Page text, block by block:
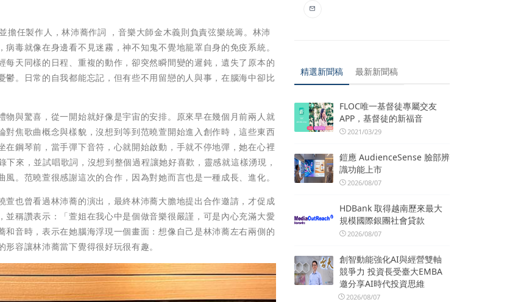
任製作人，林沛蕎作詞 ，音樂大師金木義則負責弦樂統籌。林沛
毒就像在身邊看不見迷霧，神不知鬼不覺地籠罩自身的免疫系統。
天同樣的日程、重複的動作，卻突然瞬間變的遲鈍，遺失了原本的
。日常的自我都能忘記，但有些不用留戀的人與事，在腦海中卻比
與驚喜，從一開始就好像是宇宙的安排。原來早在幾個月前兩人就
焦歌曲概念與樣貌，沒想到等到范曉萱開始進入創作時，這些東西
鋼琴前，當手彈下音符，心就開始啟動，手就不停地彈，她在心裡
來，並試唱歌詞，沒想到整個過程讓她好喜歡，靈感就這樣湧現，
。范曉萱很感謝這次的合作，因為對她而言也是一種成長、進化。
也曾看過林沛蕎的演出，最終林沛蕎大膽地提出合作邀請，才促成
稱讚表示：「萱姐在我心中是個做音樂很嚴謹，可是內心充滿大愛
音時，表示在她腦海浮現一個畫面：想像自己是林沛蕎左右兩側的
容讓林沛蕎當下覺得很好玩很有趣。
精選新聞稿 最新新聞稿
FLOC唯一基督徒專屬交友
APP，基督徒的新福音
2021/03/29
鎧應 AudienceSense 臉部辨
識功能上市
2026/08/07
HDBank 取得越南歷來最大
規模國際銀團社會貸款
2026/08/07
創智動能強化AI與經營雙軸
競爭力 投資長受臺大EMBA
邀分享AI時代投資思維
2026/08/07